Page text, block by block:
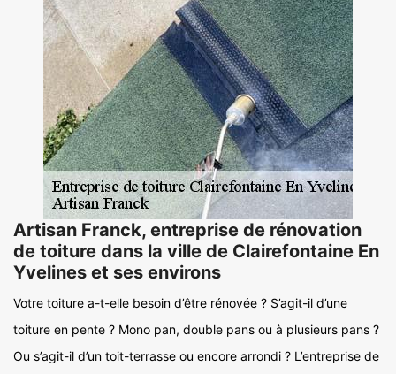
Artisan Franck, entreprise de rénovation
de toiture dans la ville de Clairefontaine En
Yvelines et ses environs
Votre toiture a-t-elle besoin d’être rénovée ? S’agit-il d’une
toiture en pente ? Mono pan, double pans ou à plusieurs pans ?
Ou s’agit-il d’un toit-terrasse ou encore arrondi ? L’entreprise de